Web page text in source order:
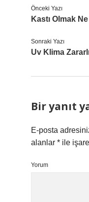
Önceki Yazı
Kastı Olmak
Sonraki Yazı
Uv Klima
Bir yanıt
E-posta
alanlar * ile
Yorum